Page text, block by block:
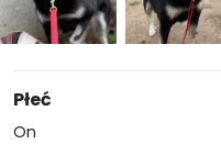
Płeć
On